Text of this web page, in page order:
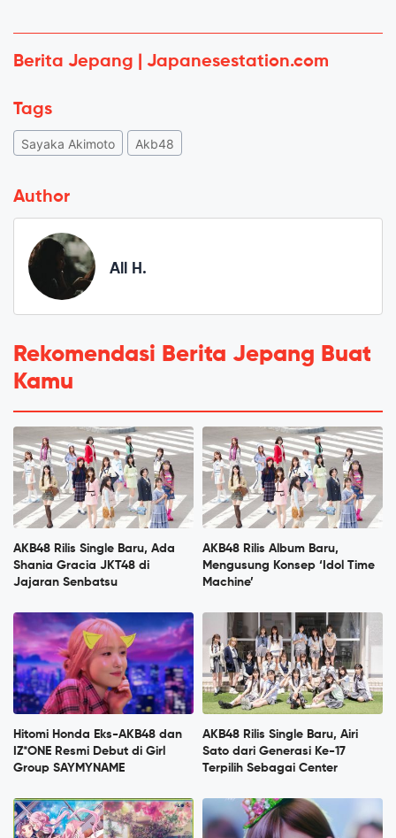
Berita Jepang | Japanesestation.com
Tags
Sayaka Akimoto Akb48
Author
All H.
Rekomendasi Berita Jepang Buat
Kamu
AKB48 Rilis Single Baru, Ada
Shania Gracia JKT48 di
Jajaran Senbatsu
AKB48 Rilis Album Baru,
Mengusung Konsep ‘Idol Time
Machine’
Hitomi Honda Eks-AKB48 dan
IZ*ONE Resmi Debut di Girl
Group SAYMYNAME
AKB48 Rilis Single Baru, Airi
Sato dari Generasi Ke-17
Terpilih Sebagai Center